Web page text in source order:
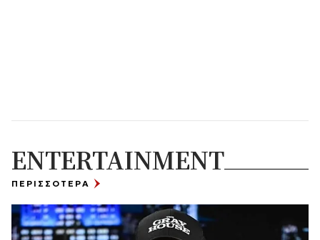
ENTERTAINMENT
ΠΕΡΙΣΣΟΤΕΡΑ